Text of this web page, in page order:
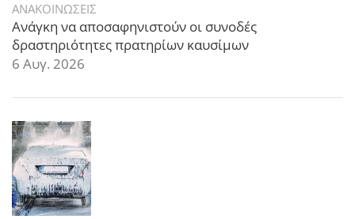
ΑΝΑΚΟΙΝΩΣΕΙΣ
Ανάγκη να αποσαφηνιστούν οι συνοδές
δραστηριότητες πρατηρίων καυσίμων
6 Αυγ. 2026